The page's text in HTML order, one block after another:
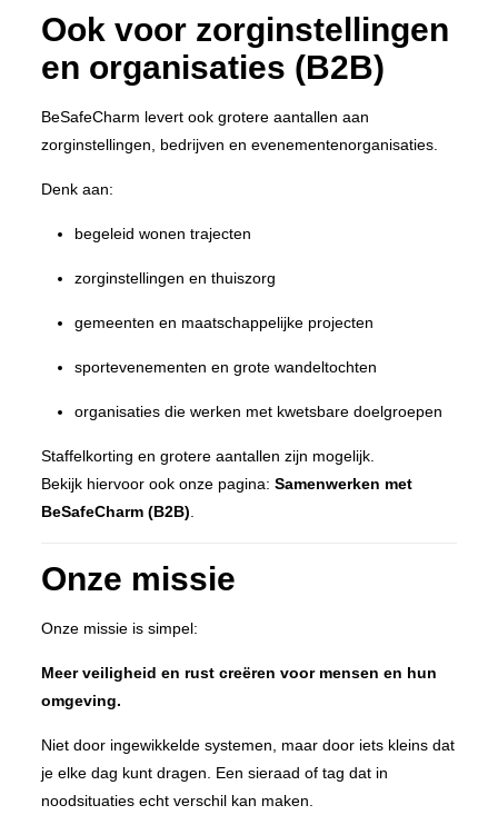
Ook voor zorginstellingen
en organisaties (B2B)
BeSafeCharm levert ook grotere aantallen aan
zorginstellingen, bedrijven en evenementenorganisaties.
Denk aan:
begeleid wonen trajecten
zorginstellingen en thuiszorg
gemeenten en maatschappelijke projecten
sportevenementen en grote wandeltochten
organisaties die werken met kwetsbare doelgroepen
Staffelkorting en grotere aantallen zijn mogelijk.
Bekijk hiervoor ook onze pagina: Samenwerken met
BeSafeCharm (B2B)
Onze missie
Onze missie is simpel:
Meer veiligheid en rust creëren voor mensen en hun
omgeving.
Niet door ingewikkelde systemen, maar door iets kleins dat
je elke dag kunt dragen. Een sieraad of tag dat in
noodsituaties echt verschil kan maken.